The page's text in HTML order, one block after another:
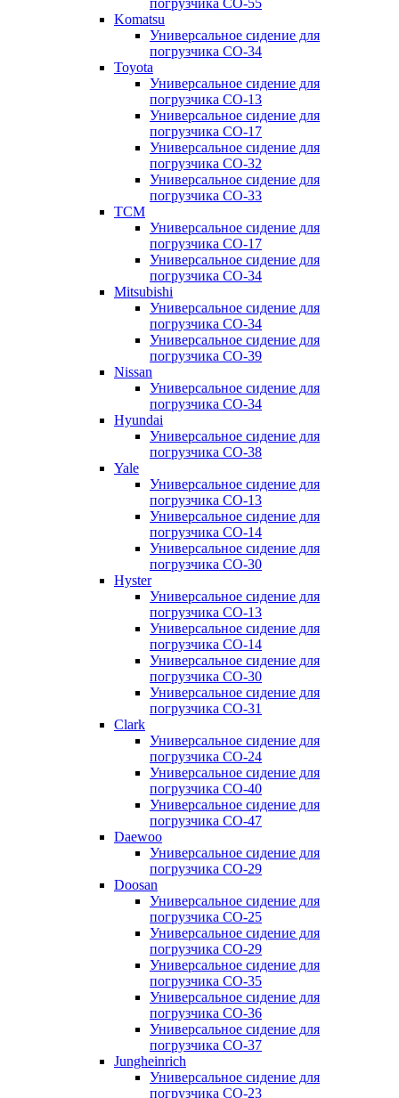
Komatsu
Универсальное сидение для
погрузчика CO-34
Toyota
Универсальное сидение для
погрузчика CO-13
Универсальное сидение для
погрузчика CO-17
Универсальное сидение для
погрузчика CO-32
Универсальное сидение для
погрузчика CO-33
TCM
Универсальное сидение для
погрузчика CO-17
Универсальное сидение для
погрузчика CO-34
Mitsubishi
Универсальное сидение для
погрузчика CO-34
Универсальное сидение для
погрузчика CO-39
Nissan
Универсальное сидение для
погрузчика CO-34
Hyundai
Универсальное сидение для
погрузчика CO-38
Yale
Универсальное сидение для
погрузчика CO-13
Универсальное сидение для
погрузчика CO-14
Универсальное сидение для
погрузчика CO-30
Hyster
Универсальное сидение для
погрузчика CO-13
Универсальное сидение для
погрузчика CO-14
Универсальное сидение для
погрузчика CO-30
Универсальное сидение для
погрузчика CO-31
Clark
Универсальное сидение для
погрузчика CO-24
Универсальное сидение для
погрузчика CO-40
Универсальное сидение для
погрузчика CO-47
Daewoo
Универсальное сидение для
погрузчика CO-29
Doosan
Универсальное сидение для
погрузчика CO-25
Универсальное сидение для
погрузчика CO-29
Универсальное сидение для
погрузчика CO-35
Универсальное сидение для
погрузчика CO-36
Универсальное сидение для
погрузчика CO-37
Jungheinrich
Универсальное сидение для
погрузчика CO-23